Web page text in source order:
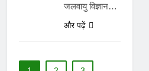
जलवायु विज्ञान…
और पढ़ें